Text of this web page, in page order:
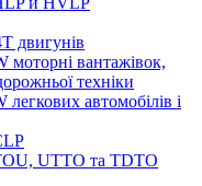
двигунів
моторні вантажівок,
техніки
автомобілів і
UTTO та TDTO